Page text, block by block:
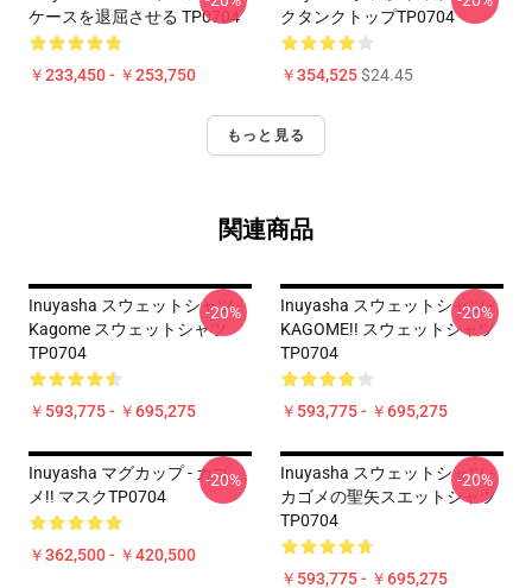
ケースを退屈させる TP0704
￥233,450 - ￥253,750
クタンクトップTP0704
￥354,525$24.45
もっと見る
関連商品
Inuyasha スウェットシャツ -
Kagome スウェットシャツ
TP0704
￥593,775 - ￥695,275
-20%
Inuyasha スウェットシャツ -
KAGOME!! スウェットシャツ
TP0704
￥593,775 - ￥695,275
-20%
Inuyasha マグカップ - カゴ
メ!! マスクTP0704
￥362,500 - ￥420,500
-20%
Inuyasha スウェットシャツ -
カゴメの聖矢スエットシャツ
TP0704
￥593,775 - ￥695,275
-20%